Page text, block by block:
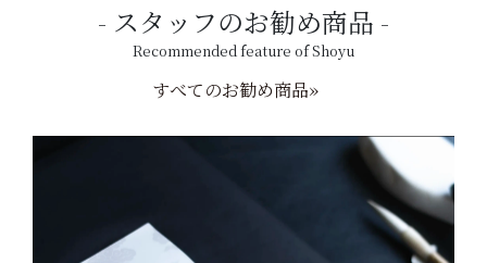
スタッフのお勧め商品
Recommended feature of Shoyu
すべてのお勧め商品»